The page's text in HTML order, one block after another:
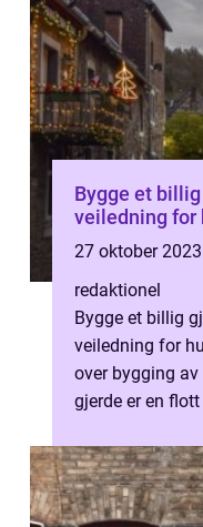
Bygge et
veiledning for
27 oktober 2023
redaktionel
Bygge et billig
veiledning for
over bygging
gjerde er en